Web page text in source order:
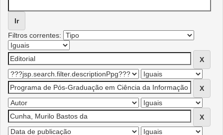
Filtros correntes: